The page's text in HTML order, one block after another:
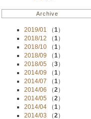
Archive
2019/01 （1）
2018/12 （1）
2018/10 （1）
2018/09 （1）
2018/05 （3）
2014/09 （1）
2014/07 （1）
2014/06 （2）
2014/05 （2）
2014/04 （1）
2014/03 （2）